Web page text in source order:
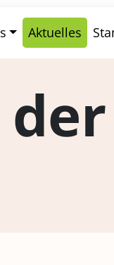
Aktuelles